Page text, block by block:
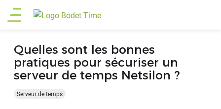
Aller
auMain
Quelles sont les bonnes
pratiques pour sécuriser un
serveur de temps Netsilon ?
Serveur de temps